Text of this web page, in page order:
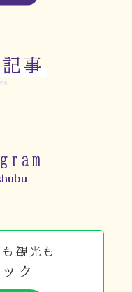
事
観光も
ク